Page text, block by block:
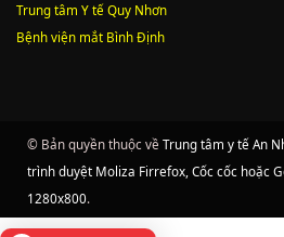
Trung tâm Y tế Quy Nhơn
Bệnh viện mắt Bình Định
© Bản quyền thuộc về Trung tâm y tế An
trình duyệt Moliza Firrefox, Cốc cốc hoặc
1280x800.